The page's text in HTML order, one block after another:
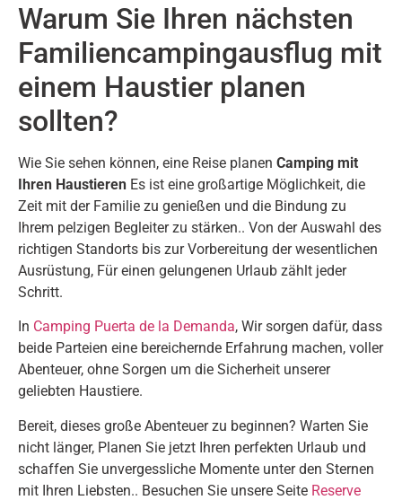
Warum Sie Ihren nächsten
Familiencampingausflug mit
einem Haustier planen
sollten?
Wie Sie sehen können, eine Reise planen Camping mit
Ihren Haustieren Es ist eine großartige Möglichkeit, die
Zeit mit der Familie zu genießen und die Bindung zu
Ihrem pelzigen Begleiter zu stärken.. Von der Auswahl des
richtigen Standorts bis zur Vorbereitung der wesentlichen
Ausrüstung, Für einen gelungenen Urlaub zählt jeder
Schritt.
In Camping Puerta de la Demanda, Wir sorgen dafür, dass
beide Parteien eine bereichernde Erfahrung machen, voller
Abenteuer, ohne Sorgen um die Sicherheit unserer
geliebten Haustiere.
Bereit, dieses große Abenteuer zu beginnen? Warten Sie
nicht länger, Planen Sie jetzt Ihren perfekten Urlaub und
schaffen Sie unvergessliche Momente unter den Sternen
mit Ihren Liebsten.. Besuchen Sie unsere Seite Reserve